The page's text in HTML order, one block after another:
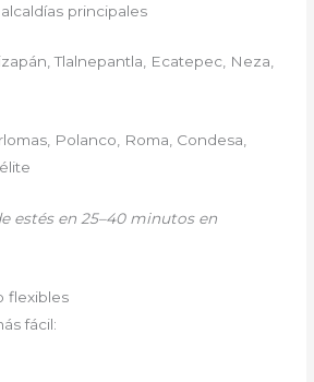
principales
Tlalnepantla, Ecatepec, Neza,
Polanco, Roma, Condesa,
estés en 25–40 minutos en
flexibles
fácil: